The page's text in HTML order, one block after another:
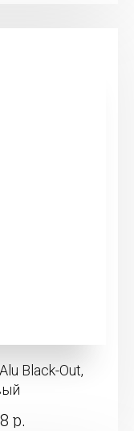
Black-Out,
р.